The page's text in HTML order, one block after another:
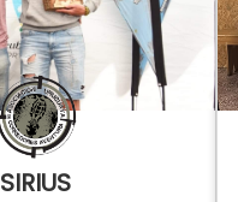
SIRIUS